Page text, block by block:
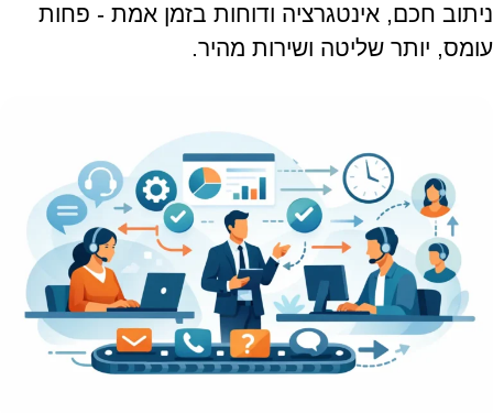
ניתוב חכם, אינטגרציה ודוחות בזמן אמת - פחות
עומס, יותר שליטה ושירות מהיר.